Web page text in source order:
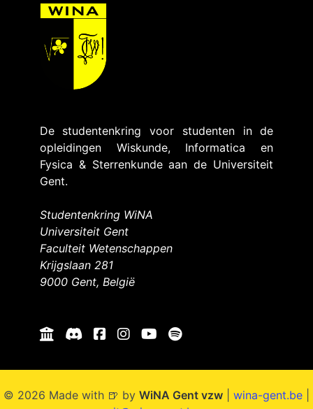
De studentenkring voor studenten in de
opleidingen Wiskunde, Informatica en
Fysica & Sterrenkunde aan de Universiteit
Gent.
Studentenkring WiNA
Universiteit Gent
Faculteit Wetenschappen
Krijgslaan 281
9000 Gent, België
© 2026 Made with 🍺 by WiNA Gent vzw wina-gent.be